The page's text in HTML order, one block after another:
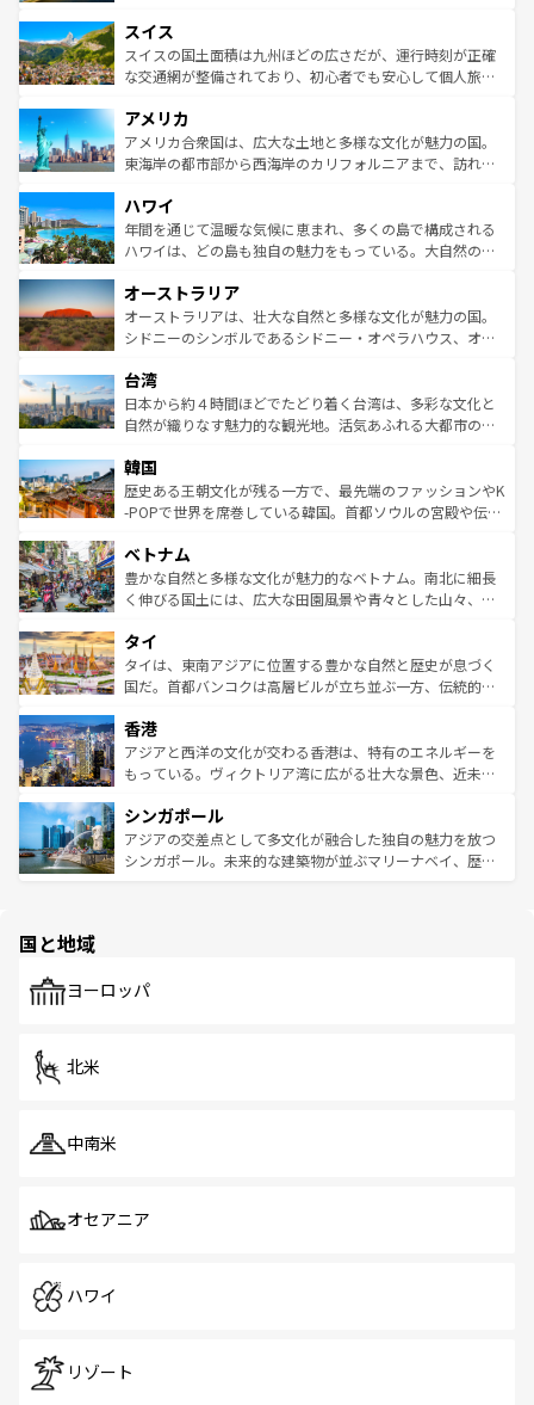
れる地方に足を運ぶとそれぞれで全く異なる文化を体験で
きるだろう。 なお、新着のフランス情報はコンテンツ一覧
を参照してほしい。
は、お酒好きな人にはぜひ体験してほしい。 なお、新着の
ドイツ情報はコンテンツ一覧を参照してほしい。
リアごとに異なる魅力がある。また、優雅なアフタヌーン
ティー、ビール好きにはたまらない英国パブ、サッカー観
戦など、本場だからこそできる体験も豊富。イギリスを旅
ンツ一覧を参照してほしい。
スイス
スイスの国土面積は九州ほどの広さだが、運行時刻が正確
な交通網が整備されており、初心者でも安心して個人旅行
の建物がそのまま残る町や、スイスならではのユニークな
博物館もあり、アルプス観光だけでなく町歩きも満喫する
ことができる。国民の所得が高いため物価も高いが、旅行
ば市内交通費無料で観光を楽しむこともできる。 なお、新
着のスイス情報はコンテンツ一覧 を参照してほしい。
アメリカ
アメリカ合衆国は、広大な土地と多様な文化が魅力の国。
東海岸の都市部から西海岸のカリフォルニアまで、訪れる
のような巨大都市は、観光、ショッピング、エンターテイ
ンメントが詰まった刺激的なスポットだ。一方、アメリカ
西部には大自然が広がり、グランドキャニオンやイエロー
部のニューオーリンズでは、音楽と美食が融合した独特の
文化が魅力。旅行者はアメリカの各地域で異なる魅力を楽
しみながら、その多様性と豊かな歴史を感じることができ
ならではの贅沢な旅のスタイルだ。 なお、新着のアメリカ
情報はコンテンツ一覧を参照してほしい。
ハワイ
年間を通じて温暖な気候に恵まれ、多くの島で構成される
ハワイは、どの島も独自の魅力をもっている。大自然の神
ワイ島は見逃せない。また、定番の観光地といえばオアフ
島だが、静かな自然を求めるならマウイ島やカウアイ島が
おすすめ。エメラルドグリーンに輝く海をはじめ、豊かな
れるおもてなしの心で訪れる人々を迎えてくれるハワイの
人々、おいしいローカルフードやハワイアンミュージッ
ク、伝統的なフラダンスなど、すべてがハワイの魅力を彩
ワイを、存分に味わってほしい。 なお、新着のハワイ情報
はコンテンツ一覧を参照してほしい。
オーストラリア
オーストラリアは、壮大な自然と多様な文化が魅力の国。
シドニーのシンボルであるシドニー・オペラハウス、オー
リアリーフや大陸中央部にそびえるウルル（エアーズロッ
ク）、タスマニアの美しい原生林やケアンズの熱帯雨林な
ど、見どころがたくさん。また、カフェやワイン、オージ
いる。アクティビティも充実しており、サーフィンやダイ
ビング、ハイキングなど、アウトドア好きにはたまらな
い。オーストラリアの多彩な魅力を存分に味わいつくそ
参照してほしい。
台湾
日本から約４時間ほどでたどり着く台湾は、多彩な文化と
自然が織りなす魅力的な観光地。活気あふれる大都市の台
ン）、静ひつな山岳地帯である台湾東部など、都市の喧騒
と山間の静けさが共存しており、訪れる人に新しい発見と
驚きをもたらしてくれる。また、奥深い台湾の食文化も魅
容にもいいと評判のスイーツなど、バラエティ豊かな料理
が味わえる。 なお、新着の台湾情報は コンテンツ一覧を参
照してほしい。
韓国
歴史ある王朝文化が残る一方で、最先端のファッションやK
-POPで世界を席巻している韓国。首都ソウルの宮殿や伝統
き、地方に足を延ばせば四季折々の自然美を楽しむことが
できる。そして、キムチや焼肉、絶品のストリートフード
まで、さまざまな韓国料理が待っている。夜には、韓国な
リティに包まれながら、韓国の多彩な魅力を心ゆくまで味
わってみてほしい。 なお、新着の韓国情報はコンテンツ一
覧を参照してほしい。
ベトナム
豊かな自然と多様な文化が魅力的なベトナム。南北に細長
く伸びる国土には、広大な田園風景や青々とした山々、世
急速な発展と共に伝統が息づく。ハノイの古い町並みやホ
ーチミン市のフランス統治時代の建物も、独特の雰囲気を
醸し出している。また、バラエティの豊かさとおいしさで
とつ。フォーやバインミー、ベトナムコーヒーなどは、ぜ
ひ現地で味わいたい。どの地域を訪れてもあたたかい人々
が旅行者を迎えてくれるので、きっと忘れられない旅にな
参照してほしい。
タイ
タイは、東南アジアに位置する豊かな自然と歴史が息づく
国だ。首都バンコクは高層ビルが立ち並ぶ一方、伝統的な
の活気が交差している。北部ではチェンマイなどの山岳地
帯で自然と触れ合い、南部ではプーケットやクラビの美し
いビーチでリゾート気分を楽しむことができる。タイ料理
激する。気候は一年中温暖で、どの季節にも異なる楽しみ
が待っている。親しみやすいタイの人々、仏教を中心とし
た文化、そして多様な観光資源が、訪れる旅人を魅了し続
香港
アジアと西洋の文化が交わる香港は、特有のエネルギーを
もっている。ヴィクトリア湾に広がる壮大な景色、近未来
み、どこを訪れても感動するはず。観光スポットが密集し
ており、効率よく見どころを回れるのも魅力。息をのむよ
うな絶景から文化的な体験まで、香港を存分に楽しみ尽く
シンガポール
アジアの交差点として多文化が融合した独自の魅力を放つ
シンガポール。未来的な建築物が並ぶマリーナベイ、歴史
で、ホーカーズは地元の風情を楽しめる外せないスポット
国と地域
ヨーロッパ
北米
中南米
オセアニア
ハワイ
リゾート